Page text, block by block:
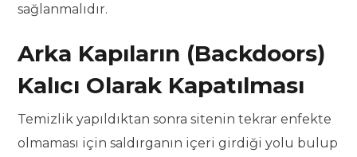
sağlanmalıdır.
Arka Kapıların (Backdoors)
Kalıcı Olarak Kapatılması
Temizlik yapıldıktan sonra sitenin tekrar enfekte
olmaması için saldırganın içeri girdiği yolu bulup